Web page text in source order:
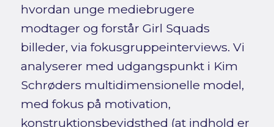
hvordan unge mediebrugere
modtager og forstår Girl Squads
billeder, via fokusgruppeinterviews. Vi
analyserer med udgangspunkt i Kim
Schrøders multidimensionelle model,
med fokus på motivation,
konstruktionsbevidsthed (at indhold er